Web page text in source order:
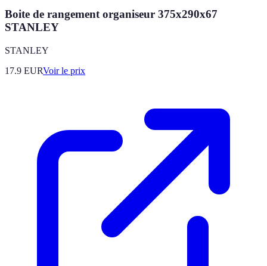
Boite de rangement organiseur 375x290x67
STANLEY
STANLEY
17.9 EURVoir le prix